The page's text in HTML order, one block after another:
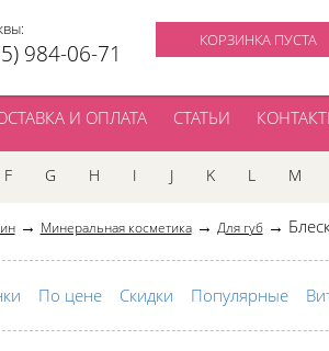
984-06-71
КОРЗИНКА ПУСТА
И ОПЛАТА СТАТЬИ
F G H I J K L M
→ Минеральная косметика→ Для губ→ Блеск
По цене Скидки Популярные